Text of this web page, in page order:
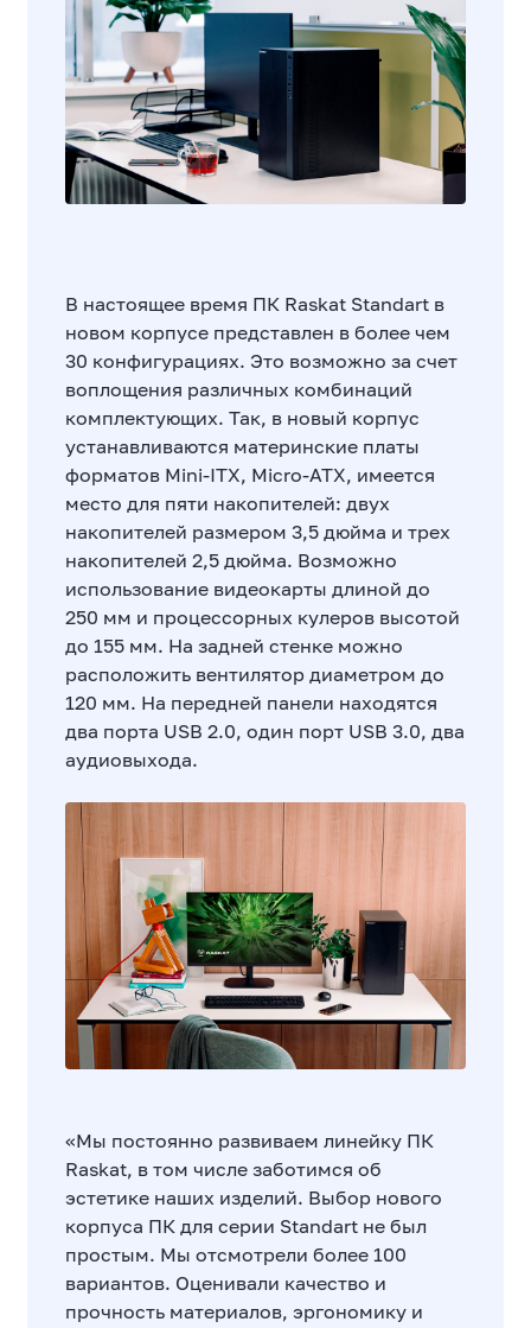
В настоящее время ПК Raskat Standart в
новом корпусе представлен в более чем
30 конфигурациях. Это возможно за счет
воплощения различных комбинаций
комплектующих. Так, в новый корпус
устанавливаются материнские платы
форматов Mini-ITX, Micro-ATX, имеется
место для пяти накопителей: двух
накопителей размером 3,5 дюйма и трех
накопителей 2,5 дюйма. Возможно
использование видеокарты длиной до
250 мм и процессорных кулеров высотой
до 155 мм. На задней стенке можно
расположить вентилятор диаметром до
120 мм. На передней панели находятся
два порта USB 2.0, один порт USB 3.0, два
аудиовыхода.
«Мы постоянно развиваем линейку ПК
Raskat, в том числе заботимся об
эстетике наших изделий. Выбор нового
корпуса ПК для серии Standart не был
простым. Мы отсмотрели более 100
вариантов. Оценивали качество и
прочность материалов, эргономику и